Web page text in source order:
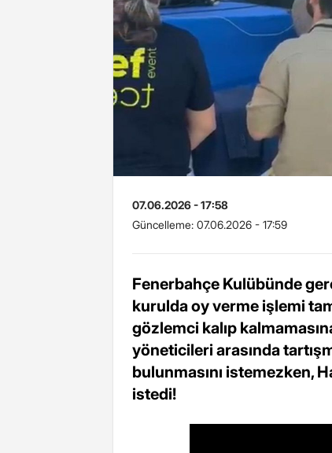
07.06.2026 - 17:58
Güncelleme: 07.06.2026 - 17:59
Fenerbahçe Kulübünde
kurulda oy verme işlemi
gözlemci kalıp
yöneticileri arasında
bulunmasını istemezken,
istedi!